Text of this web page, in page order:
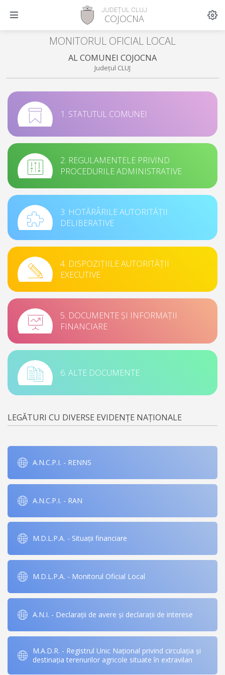
JUDEȚUL CLUJ
COJOCNA
MONITORUL OFICIAL LOCAL
AL COMUNEI COJOCNA
Județul CLUJ
1. STATUTUL COMUNEI
2. REGULAMENTELE PRIVIND
PROCEDURILE ADMINISTRATIVE
3. HOTĂRÂRILE AUTORITĂȚII
DELIBERATIVE
4. DISPOZIȚIILE AUTORITĂȚII
EXECUTIVE
5. DOCUMENTE ȘI INFORMAȚII
FINANCIARE
6. ALTE DOCUMENTE
LEGĂTURI CU DIVERSE EVIDENȚE NAȚIONALE
A.N.C.P.I. - RENNS
A.N.C.P.I. - RAN
M.D.L.P.A. - Situații financiare
M.D.L.P.A. - Monitorul Oficial Local
A.N.I. - Declarații de avere și declarații de interese
M.A.D.R. - Registrul Unic Național privind circulația și
destinația terenurilor agricole situate în extravilan